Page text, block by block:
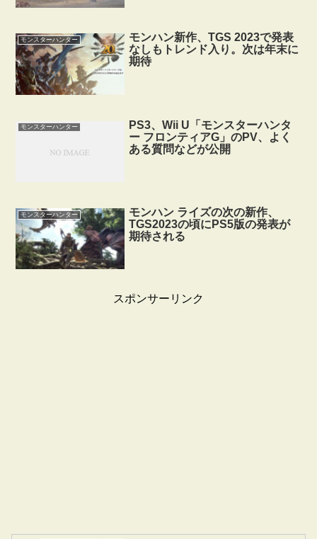
モンスターハンター
モンハン新作、TGS 2023で発表
なしもトレンド入り。次は年末に
期待
モンスターハンター
PS3、Wii U「モンスターハンタ
ー フロンティアG」のPV、よく
ある質問などが公開
モンスターハンター
モンハン ライズの次の新作、
TGS2023の頃にPS5版の発表が
期待される
スポンサーリンク